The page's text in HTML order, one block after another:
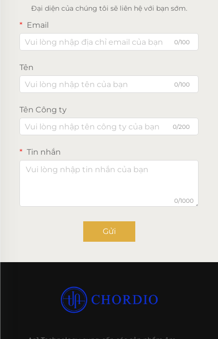
Đại diện của chúng tôi sẽ liên hệ với bạn sớm.
Email
0/100
Tên
0/100
Tên Công ty
0/200
Tin nhắn
0/1000
Gửi